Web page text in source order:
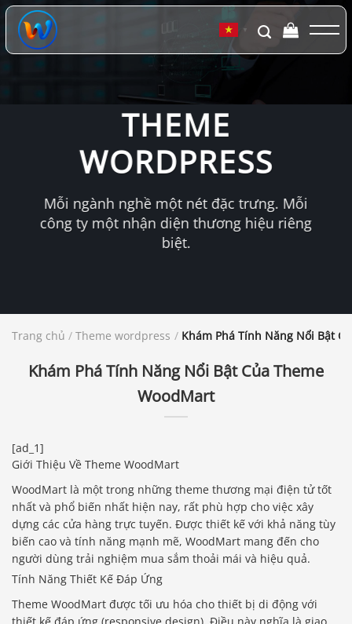
Chuyển
đến
dung
▼
THEME
WORDPRESS
Mỗi ngành nghề một nét đặc trưng. Mỗi
công ty một nhận diện thương hiệu riêng
biệt.
Trang chủ / Theme wordpress / Khám Phá Tính Năng Nổi Bật
Khám Phá Tính Năng Nổi Bật Của Theme
WoodMart
[ad_1]
Giới Thiệu Về Theme WoodMart
WoodMart là một trong những theme thương mại điện tử tốt
nhất và phổ biến nhất hiện nay, rất phù hợp cho việc xây
dựng các cửa hàng trực tuyến. Được thiết kế với khả năng tùy
biến cao và tính năng mạnh mẽ, WoodMart mang đến cho
người dùng trải nghiệm mua sắm thoải mái và hiệu quả.
Tính Năng Thiết Kế Đáp Ứng
Theme WoodMart được tối ưu hóa cho thiết bị di động với